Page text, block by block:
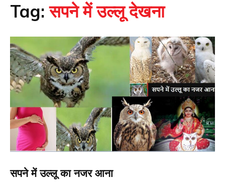
Tag:सपने में उल्लू देखना
सपने में उल्लू का नजर आना